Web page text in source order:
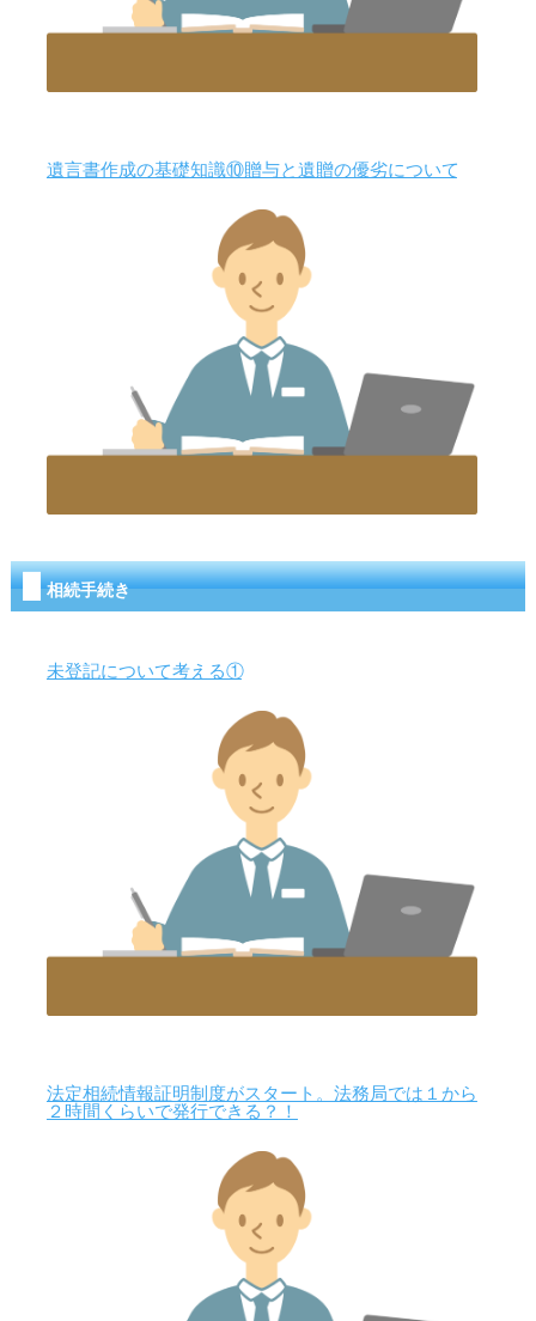
遺言書作成の基礎知識⑩贈与と遺贈の優劣について
相続手続き
未登記について考える①
法定相続情報証明制度がスタート。法務局では１から
２時間くらいで発行できる？！